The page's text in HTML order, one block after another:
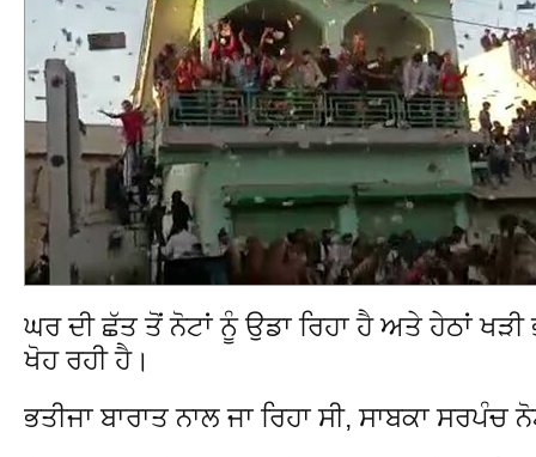
ਘਰ ਦੀ ਛੱਤ ਤੋਂ ਨੋਟਾਂ ਨੂੰ ਉਡਾ ਰਿਹਾ ਹੈ ਅਤੇ ਹੇਠਾਂ
ਖੋਹ ਰਹੀ ਹੈ।
ਭਤੀਜਾ ਬਾਰਾਤ ਨਾਲ ਜਾ ਰਿਹਾ ਸੀ, ਸਾਬਕਾ ਸਰਪੰਚ